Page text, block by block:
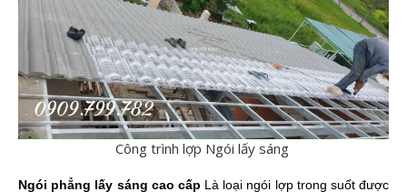
Công trình lợp Ngói lấy sáng
Ngói phẳng lấy sáng cao cấp Là loại ngói lợp trong suốt được